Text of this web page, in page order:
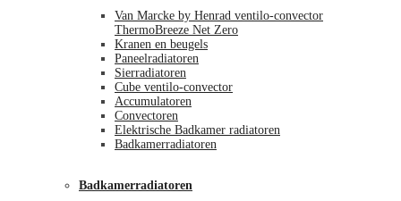
Van Marcke by Henrad ventilo-convector
ThermoBreeze Net Zero
Kranen en beugels
Paneelradiatoren
Sierradiatoren
Cube ventilo-convector
Accumulatoren
Convectoren
Elektrische Badkamer radiatoren
Badkamerradiatoren
Badkamerradiatoren